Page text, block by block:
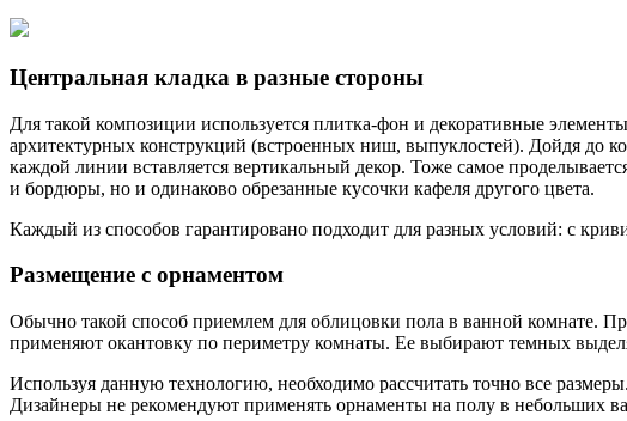
Центральная кладка в разные стороны
Для такой композиции используется плитка-фон и декоративные
архитектурных конструкций (встроенных ниш, выпуклостей). Дойдя до
каждой линии вставляется вертикальный декор. Тоже самое
и бордюры, но и одинаково обрезанные кусочки кафеля другого цвета.
Каждый из способов гарантировано подходит для разных условий: с
Размещение с орнаментом
Обычно такой способ приемлем для облицовки пола в ванной комнате.
применяют окантовку по периметру комнаты. Ее выбирают темных
Используя данную технологию, необходимо рассчитать точно все
Дизайнеры не рекомендуют применять орнаменты на полу в небольших